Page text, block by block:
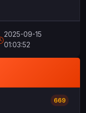
2025-09-15
01:03:52
669